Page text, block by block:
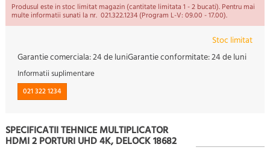
Produsul este in stoc limitat magazin (cantitate limitata 1 - 2 bucati). Pentru mai
multe informatii sunati la nr. 021.322.1234 (Program L-V: 09.00 - 17.00).
Stoc limitat
Garantie comerciala:24 de luniGarantie conformitate:24 de luni
Informatii suplimentare
021 322 1234
SPECIFICATII TEHNICE MULTIPLICATOR
HDMI 2 PORTURI UHD 4K, DELOCK 18682